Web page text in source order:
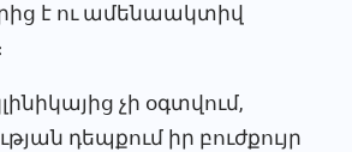
է ու ամենաակտիվ
չի օգտվում,
դեպքում իր բուժքույր